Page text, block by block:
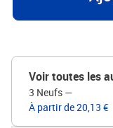
Voir toutes les
3 Neufs —
À partir de 20,13 €